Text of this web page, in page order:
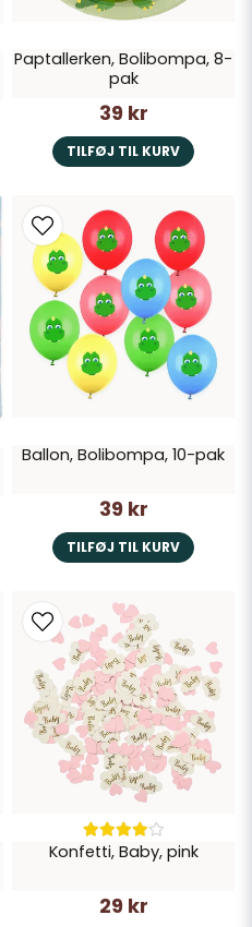
Paptallerken, Bolibompa, 8-
pak
39 kr
TILFØJ TIL KURV
Ballon, Bolibompa, 10-pak
39 kr
TILFØJ TIL KURV
Konfetti, Baby, pink
29 kr